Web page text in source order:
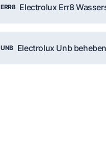
ERR8 Electrolux Err8
UNB Electrolux Unb beheben